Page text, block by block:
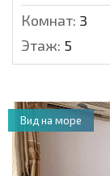
Комнат: 3
Этаж: 5
Вид на море